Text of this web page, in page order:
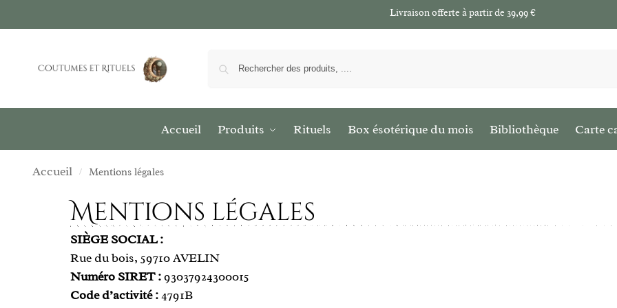
Livraison offerte à partir de 39,99 €
Accueil Produits Rituels Box ésotérique du mois Bibliothèque Carte
Accueil / Mentions légales
Mentions légales
SIÈGE SOCIAL :
Rue du bois, 59710 AVELIN
Numéro SIRET :93037924300015
Code d’activité :4791B